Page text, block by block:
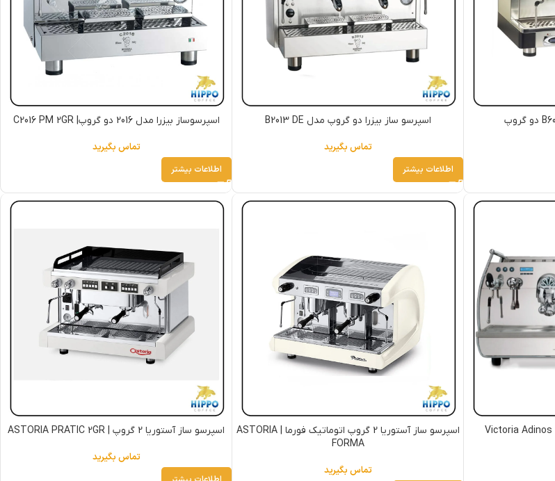
اسپرسو ساز بیزرا دو گروپ مدل B2013 DE
تماس بگیرید
اطلاعات بیشتر
اسپرسوساز بیزرا مدل 2016 دو گروپ| C2016 PM 2GR
تماس بگیرید
اطلاعات بیشتر
اسپرسو ساز آستوریا 2 گروپ اتوماتیک فورما | ASTORIA
FORMA
تماس بگیرید
اسپرسو ساز آستوریا 2 گروپ | ASTORIA PRATIC 2GR
تماس بگیرید